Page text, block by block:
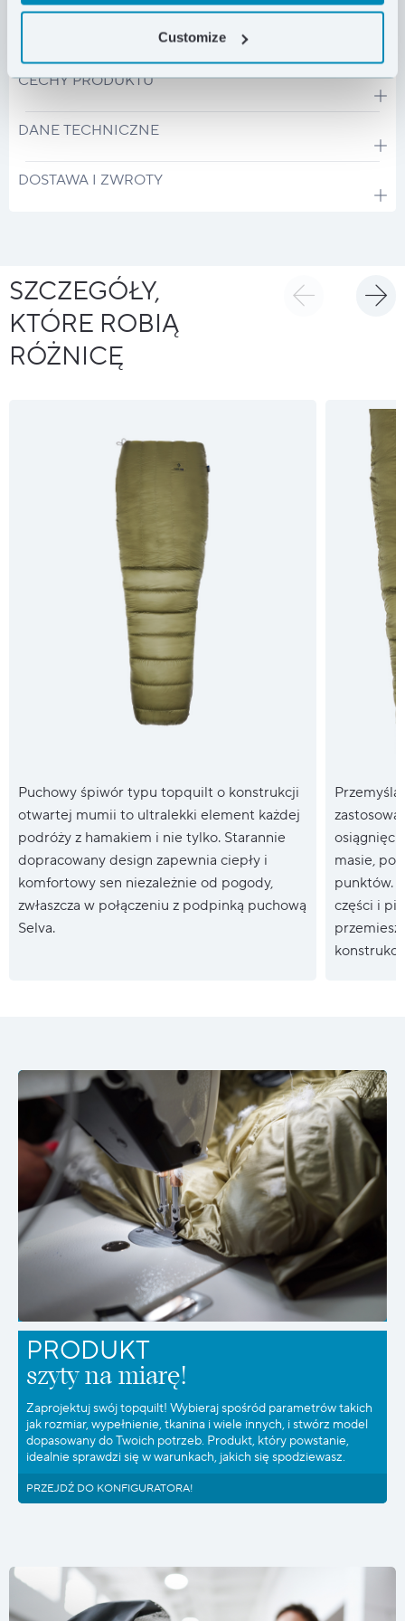
Customize
CECHY PRODUKTU
DANE TECHNICZNE
DOSTAWA I ZWROTY
SZCZEGÓŁY,
KTÓRE ROBIĄ
RÓŻNICĘ
Puchowy śpiwór typu topquilt o konstrukcji
otwartej mumii to ultralekki element każdej
podróży z hamakiem i nie tylko. Starannie
dopracowany design zapewnia ciepły i
komfortowy sen niezależnie od pogody,
zwłaszcza w połączeniu z podpinką puchową
Selva.
masie,
punktów.
części i
PRODUKT
szyty na miarę!
Zaprojektuj swój topquilt! Wybieraj spośród parametrów takich
jak rozmiar, wypełnienie, tkanina i wiele innych, i stwórz model
dopasowany do Twoich potrzeb. Produkt, który powstanie,
idealnie sprawdzi się w warunkach, jakich się spodziewasz.
PRZEJDŹ DO KONFIGURATORA!